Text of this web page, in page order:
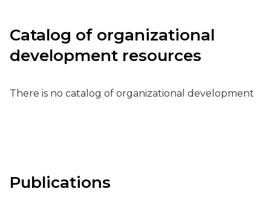
Catalog of organizational
development resources
There is no catalog of organizational development
Publications